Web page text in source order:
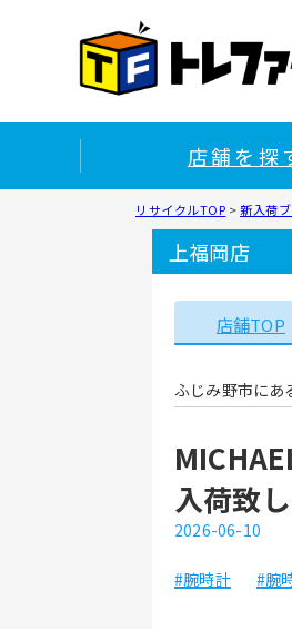
店舗を探
リサイクルTOP >新入荷
上福岡店
店舗TOP
ふじみ野市にあ
入荷致
2026-06-10
#腕時計 #腕